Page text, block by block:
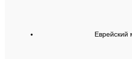
Еврейский